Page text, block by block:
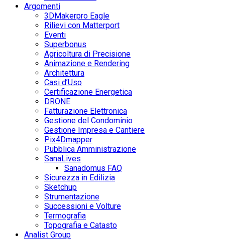
Argomenti
3DMakerpro Eagle
Rilievi con Matterport
Eventi
Superbonus
Agricoltura di Precisione
Animazione e Rendering
Architettura
Casi d’Uso
Certificazione Energetica
DRONE
Fatturazione Elettronica
Gestione del Condominio
Gestione Impresa e Cantiere
Pix4Dmapper
Pubblica Amministrazione
SanaLives
Sanadomus FAQ
Sicurezza in Edilizia
Sketchup
Strumentazione
Successioni e Volture
Termografia
Topografia e Catasto
Analist Group